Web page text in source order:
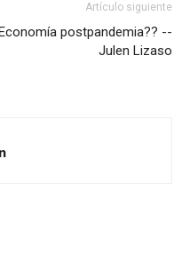
Artículo siguiente
postpandemia?? --
Julen Lizaso